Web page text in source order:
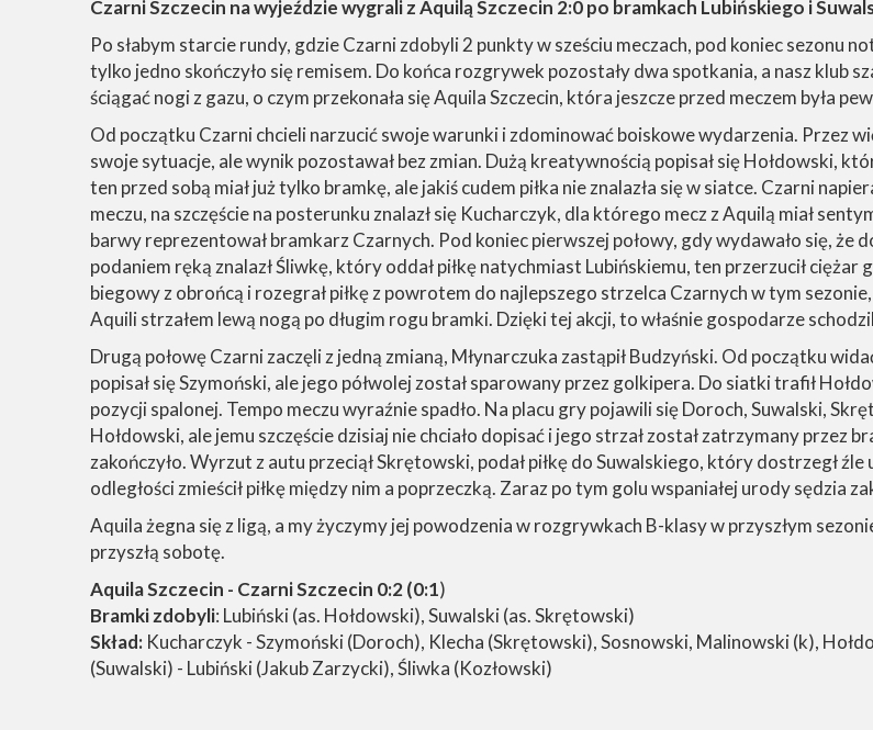
Czarni Szczecin na wyjeździe wygrali z Aquilą Szczecin 2:0 po bramkach Lubińskiego i
Po słabym starcie rundy, gdzie Czarni zdobyli 2 punkty w sześciu meczach, pod koniec sezonu
tylko jedno skończyło się remisem. Do końca rozgrywek pozostały dwa spotkania, a nasz klub
ściągać nogi z gazu, o czym przekonała się Aquila Szczecin, która jeszcze przed meczem była
Od początku Czarni chcieli narzucić swoje warunki i zdominować boiskowe wydarzenia. Przez
swoje sytuacje, ale wynik pozostawał bez zmian. Dużą kreatywnością popisał się Hołdowski,
ten przed sobą miał już tylko bramkę, ale jakiś cudem piłka nie znalazła się w siatce. Czarni
meczu, na szczęście na posterunku znalazł się Kucharczyk, dla którego mecz z Aquilą miał
barwy reprezentował bramkarz Czarnych. Pod koniec pierwszej połowy, gdy wydawało się,
podaniem ręką znalazł Śliwkę, który oddał piłkę natychmiast Lubińskiemu, ten przerzucił
biegowy z obrońcą i rozegrał piłkę z powrotem do najlepszego strzelca Czarnych w tym
Aquili strzałem lewą nogą po długim rogu bramki. Dzięki tej akcji, to właśnie gospodarze
Drugą połowę Czarni zaczęli z jedną zmianą, Młynarczuka zastąpił Budzyński. Od początku
popisał się Szymoński, ale jego półwolej został sparowany przez golkipera. Do siatki trafił
pozycji spalonej. Tempo meczu wyraźnie spadło. Na placu gry pojawili się Doroch, Suwalski,
Hołdowski, ale jemu szczęście dzisiaj nie chciało dopisać i jego strzał został zatrzymany przez
zakończyło. Wyrzut z autu przeciął Skrętowski, podał piłkę do Suwalskiego, który dostrzegł
odległości zmieścił piłkę między nim a poprzeczką. Zaraz po tym golu wspaniałej urody sędzia
Aquila żegna się z ligą, a my życzymy jej powodzenia w rozgrywkach B-klasy w przyszłym
przyszłą sobotę.
Aquila Szczecin - Czarni Szczecin 0:2 (0:1)
Bramki zdobyli: Lubiński (as. Hołdowski), Suwalski (as. Skrętowski)
Skład: Kucharczyk - Szymoński (Doroch), Klecha (Skrętowski), Sosnowski, Malinowski (k),
(Suwalski) - Lubiński (Jakub Zarzycki), Śliwka (Kozłowski)